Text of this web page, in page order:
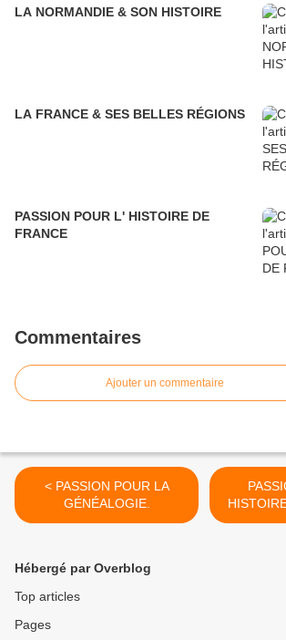
LA NORMANDIE & SON HISTOIRE
LA FRANCE & SES BELLES RÉGIONS
PASSION POUR L' HISTOIRE DE
FRANCE
Commentaires
Ajouter un commentaire
< PASSION POUR LA
GÉNÉALOGIE.
Hébergé par Overblog
Top articles
Pages